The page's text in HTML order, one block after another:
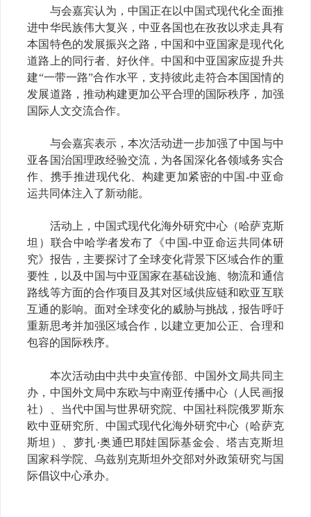
与会嘉宾认为，中国正在以中国式现代化全面推
进中华民族伟大复兴，中亚各国也在孜孜以求走具有
本国特色的发展振兴之路，中国和中亚国家是现代化
道路上的同行者、好伙伴。中国和中亚国家应提升共
建“一带一路”合作水平，支持彼此走符合本国国情的
发展道路，推动构建更加公平合理的国际秩序，加强
国际人文交流合作。
与会嘉宾表示，本次活动进一步加强了中国与中
亚各国治国理政经验交流，为各国深化各领域务实合
作、携手推进现代化、构建更加紧密的中国 -中亚命
运共同体注入了新动能。
活动上，中国式现代化海外研究中心（哈萨克斯
坦）联合中哈学者发布了《中国-中亚命运共同体研
究》报告，主要探讨了全球变化背景下区域合作的重
要性，以及中国与中亚国家在基础设施、物流和通信
路线等方面的合作项目及其对区域供应链和欧亚互联
互通的影响。面对全球变化的威胁与挑战，报告呼吁
重新思考并加强区域合作，以建立更加公正、合理和
包容的国际秩序。
本次活动由中共中央宣传部、中国外文局共同主
办，中国外文局中东欧与中南亚传播中心（人民画报
社）、当代中国与世界研究院、中国社科院俄罗斯东
欧中亚研究所、中国式现代化海外研究中心（哈萨克
斯坦）、萝扎·奥通巴耶娃国际基金会、塔吉克斯坦
国家科学院、乌兹别克斯坦外交部对外政策研究与国
际倡议中心承办。